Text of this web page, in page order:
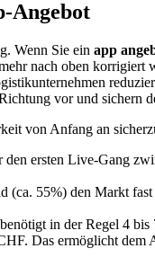
Angebot
Wenn Sie ein app
nach oben
vor und sichern
von Anfang an
ersten Live-Gang
55%) den Markt
in der Regel 4
Das ermöglicht